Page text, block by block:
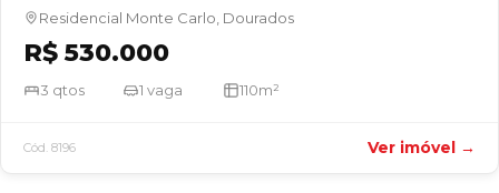
Residencial Monte Carlo, Dourados
R$ 530.000
3 qtos 1 vaga 110m²
Cód. 8196 Ver imóvel →